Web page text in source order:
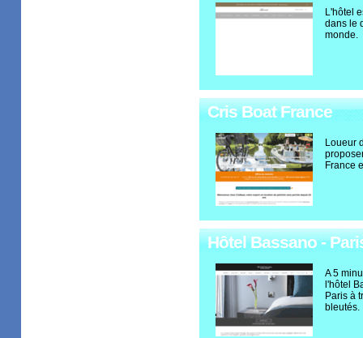
L'hôtel
dans le
monde.
Cris Boat France
Loueur
France
Hôtel Bassano -
A 5
l'hôtel
Paris à
bleutés.